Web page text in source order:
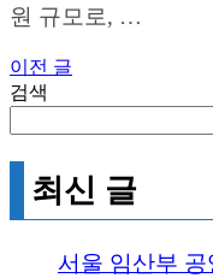
원 규모로, …
글
탐
색
이전 글
검색
최신 글
서울 임산부